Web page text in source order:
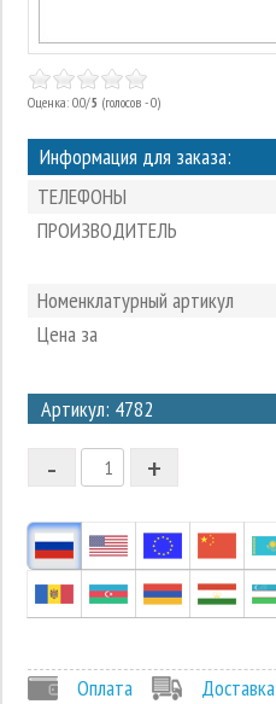
Оценка: 0.0/5 (голосов - 0)
Информация для заказа:
ТЕЛЕФОНЫ
ПРОИЗВОДИТЕЛЬ
Номенклатурный артикул
Цена за
Артикул: 4782
2
1
-1
+
-
Оплата
Доставка